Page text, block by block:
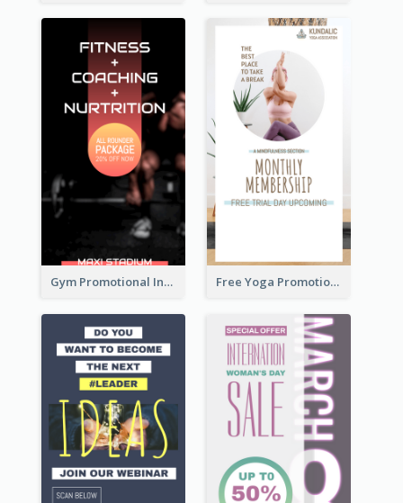
Gym Promotional Instagram Story Design Free Yoga Promotional Day Instagram Story Design